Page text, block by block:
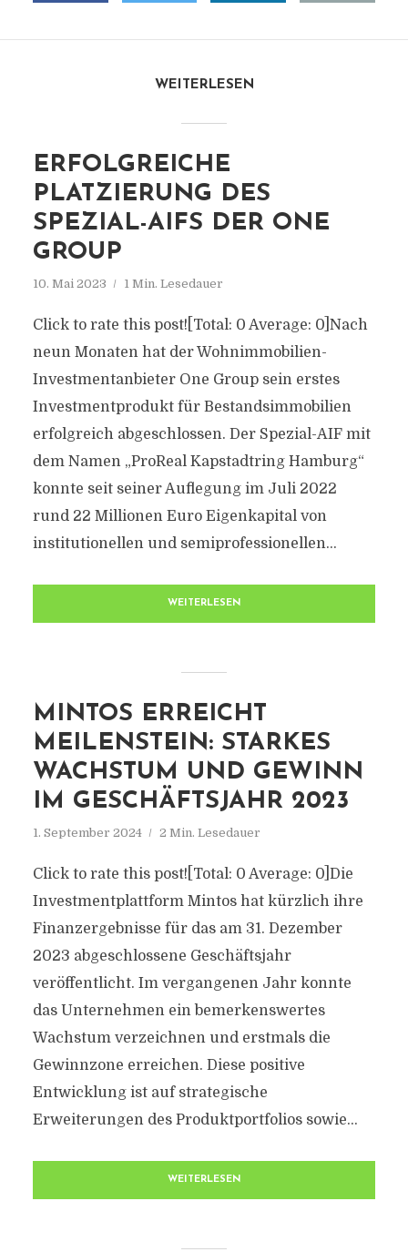
WEITERLESEN
ERFOLGREICHE
PLATZIERUNG DES
SPEZIAL-AIFS DER ONE
GROUP
10. Mai 2023 1 Min. Lesedauer
Click to rate this post![Total: 0 Average: 0]Nach
neun Monaten hat der Wohnimmobilien-
Investmentanbieter One Group sein erstes
Investmentprodukt für Bestandsimmobilien
erfolgreich abgeschlossen. Der Spezial-AIF mit
dem Namen „ProReal Kapstadtring Hamburg“
konnte seit seiner Auflegung im Juli 2022
rund 22 Millionen Euro Eigenkapital von
institutionellen und semiprofessionellen...
WEITERLESEN
MINTOS ERREICHT
MEILENSTEIN: STARKES
WACHSTUM UND GEWINN
IM GESCHÄFTSJAHR 2023
1. September 2024 2 Min. Lesedauer
Click to rate this post![Total: 0 Average: 0]Die
Investmentplattform Mintos hat kürzlich ihre
Finanzergebnisse für das am 31. Dezember
2023 abgeschlossene Geschäftsjahr
veröffentlicht. Im vergangenen Jahr konnte
das Unternehmen ein bemerkenswertes
Wachstum verzeichnen und erstmals die
Gewinnzone erreichen. Diese positive
Entwicklung ist auf strategische
Erweiterungen des Produktportfolios sowie...
WEITERLESEN